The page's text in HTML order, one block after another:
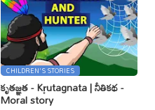
CHILDREN'S STORIES
కృతజ్ఞత - Kr̥utagnata | నీతికథ -
Moral story